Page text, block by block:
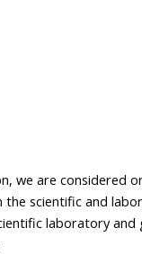
we are considered
the scientific and
laboratory and